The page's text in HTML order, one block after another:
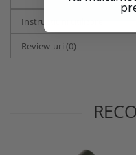
Instructiuni utilizare
Review-uri (0)